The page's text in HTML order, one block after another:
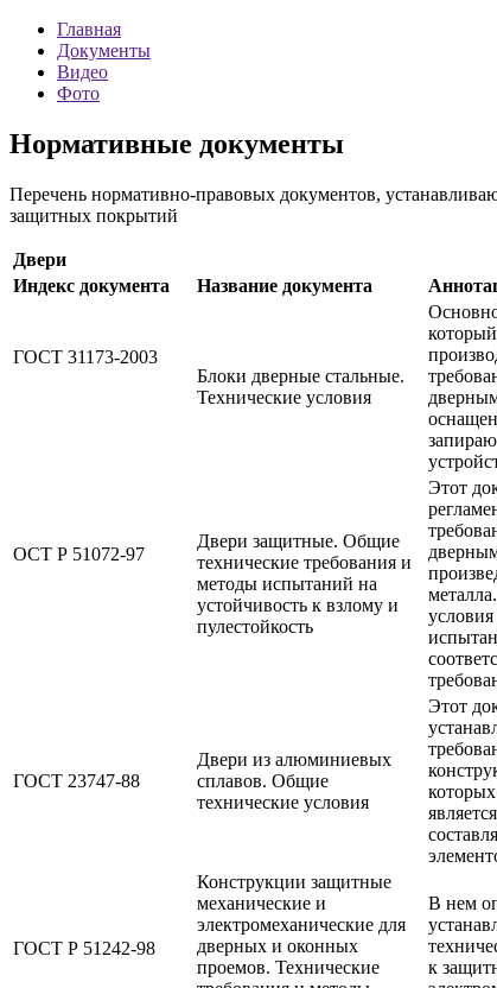
Главная
Документы
Видео
Фото
Нормативные документы
Перечень нормативно-правовых документов,
защитных покрытий
Двери
Индекс документа
Название документа
ГОСТ 31173-2003
Блоки дверные стальные.
Технические условия
ОСТ Р 51072-97
Двери защитные. Общие
технические требования и
методы испытаний на
устойчивость к взлому и
пулестойкость
Этот
ГОСТ 23747-88
Двери из алюминиевых
сплавов. Общие
технические условия
Этот
ГОСТ Р 51242-98
Конструкции защитные
механические и
электромеханические для
дверных и оконных
проемов. Технические
В нем
к